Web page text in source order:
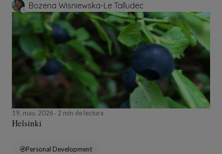
Bozena Wisniewska-Le Talludec
19, may, 2026 2 min de lectura
Helsinki
Personal Development